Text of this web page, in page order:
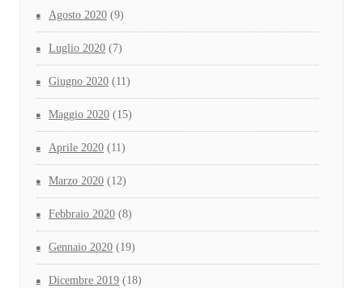
Agosto 2020 (9)
Luglio 2020 (7)
Giugno 2020 (11)
Maggio 2020 (15)
Aprile 2020 (11)
Marzo 2020 (12)
Febbraio 2020 (8)
Gennaio 2020 (19)
Dicembre 2019 (18)